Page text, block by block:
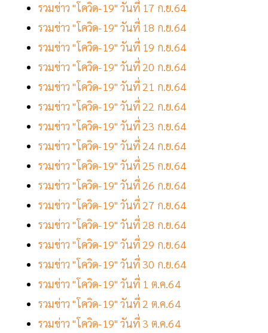
รวมข่าว "โควิด-19" วันที่ 17 ก.ย.64
รวมข่าว "โควิด-19" วันที่ 18 ก.ย.64
รวมข่าว "โควิด-19" วันที่ 19 ก.ย.64
รวมข่าว "โควิด-19" วันที่ 20 ก.ย.64
รวมข่าว "โควิด-19" วันที่ 21 ก.ย.64
รวมข่าว "โควิด-19" วันที่ 22 ก.ย.64
รวมข่าว "โควิด-19" วันที่ 23 ก.ย.64
รวมข่าว "โควิด-19" วันที่ 24 ก.ย.64
รวมข่าว "โควิด-19" วันที่ 25 ก.ย.64
รวมข่าว "โควิด-19" วันที่ 26 ก.ย.64
รวมข่าว "โควิด-19" วันที่ 27 ก.ย.64
รวมข่าว "โควิด-19" วันที่ 28 ก.ย.64
รวมข่าว "โควิด-19" วันที่ 29 ก.ย.64
รวมข่าว "โควิด-19" วันที่ 30 ก.ย.64
รวมข่าว "โควิด-19" วันที่ 1 ต.ค.64
รวมข่าว "โควิด-19" วันที่ 2 ต.ค.64
รวมข่าว "โควิด-19" วันที่ 3 ต.ค.64